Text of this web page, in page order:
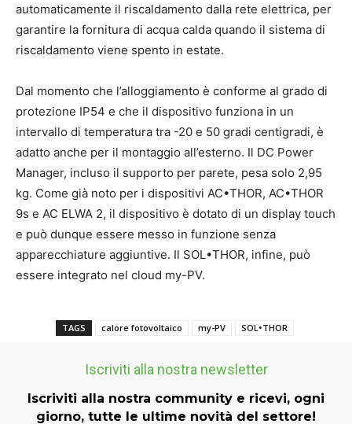
automaticamente il riscaldamento dalla rete elettrica, per
garantire la fornitura di acqua calda quando il sistema di
riscaldamento viene spento in estate.
Dal momento che l’alloggiamento è conforme al grado di
protezione IP54 e che il dispositivo funziona in un
intervallo di temperatura tra -20 e 50 gradi centigradi, è
adatto anche per il montaggio all’esterno. Il DC Power
Manager, incluso il supporto per parete, pesa solo 2,95
kg. Come già noto per i dispositivi AC•THOR, AC•THOR
9s e AC ELWA 2, il dispositivo è dotato di un display touch
e può dunque essere messo in funzione senza
apparecchiature aggiuntive. Il SOL•THOR, infine, può
essere integrato nel cloud my-PV.
TAGS calore fotovoltaico my-PV SOL•THOR
Iscriviti alla nostra newsletter
Iscriviti alla nostra community e ricevi, ogni
giorno, tutte le ultime novità del settore!